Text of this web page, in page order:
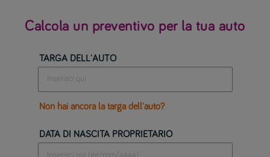
Calcola un preventivo per la tua auto
TARGA DELL'AUTO
Non hai ancora la targa dell'auto?
DATA DI NASCITA PROPRIETARIO